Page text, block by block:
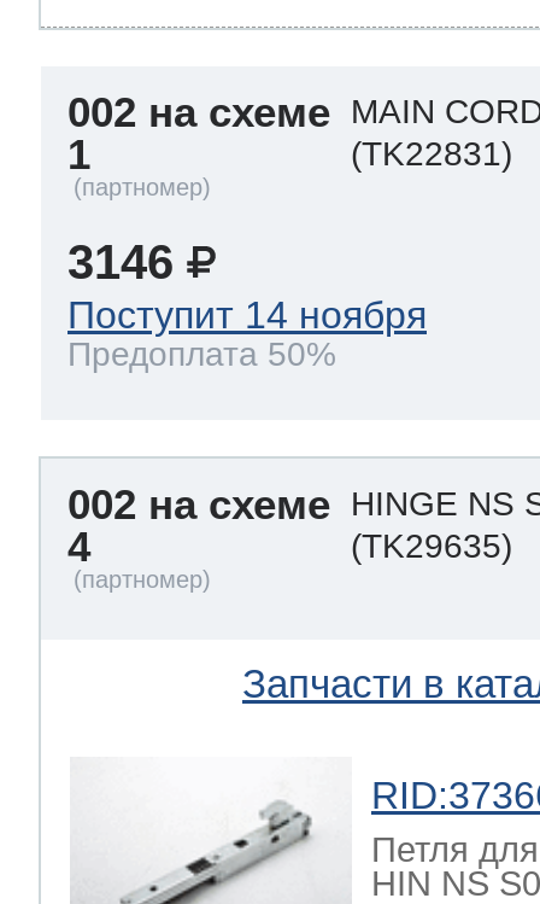
002 на схеме
1
MAIN
(TK22831)
3146
Поступит 14 ноября
Предоплата 50%
002 на схеме
4
HINGE NS
(TK29635)
Запчасти в
Петля
HIN NS